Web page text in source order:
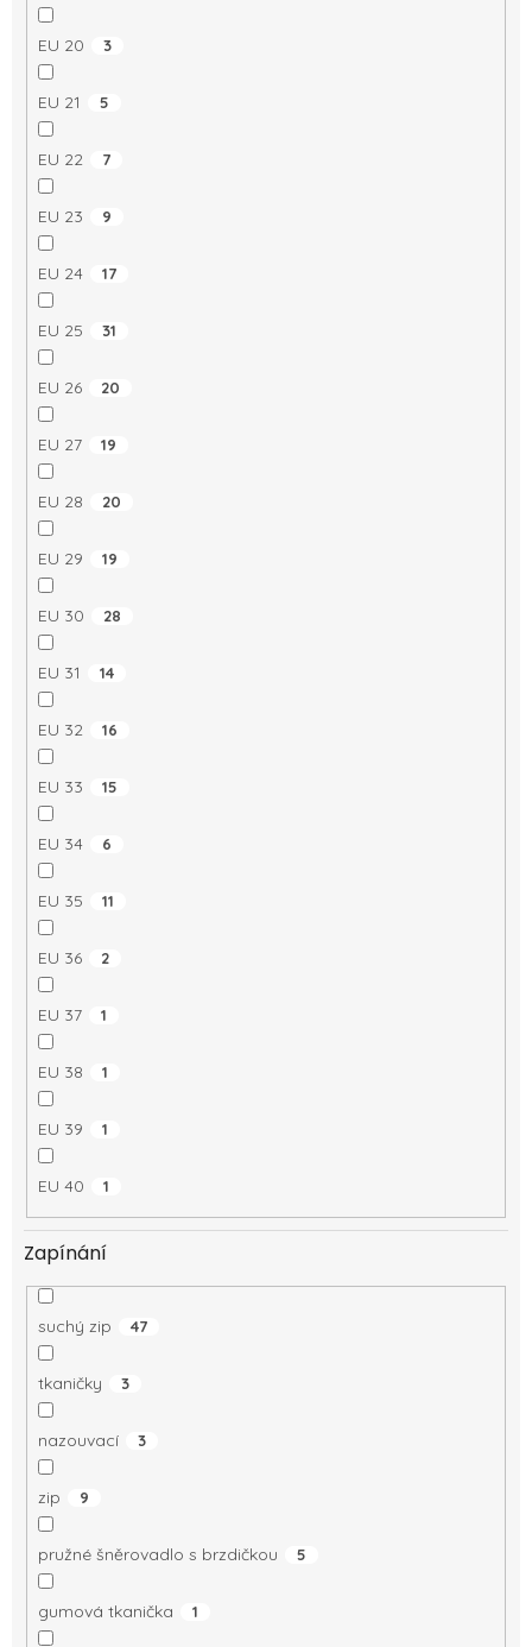
EU 20 3
EU 21 5
EU 22 7
EU 23 9
EU 24 17
EU 25 31
EU 26 20
EU 27 19
EU 28 20
EU 29 19
EU 30 28
EU 31 14
EU 32 16
EU 33 15
EU 34 6
EU 35 11
EU 36 2
EU 37 1
EU 38 1
EU 39 1
EU 40 1
Zapínání
suchý zip 47
tkaničky 3
nazouvací 3
zip 9
pružné šněrovadlo s brzdičkou 5
gumová tkanička 1